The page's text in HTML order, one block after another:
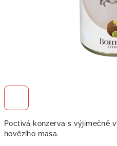
Poctivá konzerva s výjimečně
hovězího masa.